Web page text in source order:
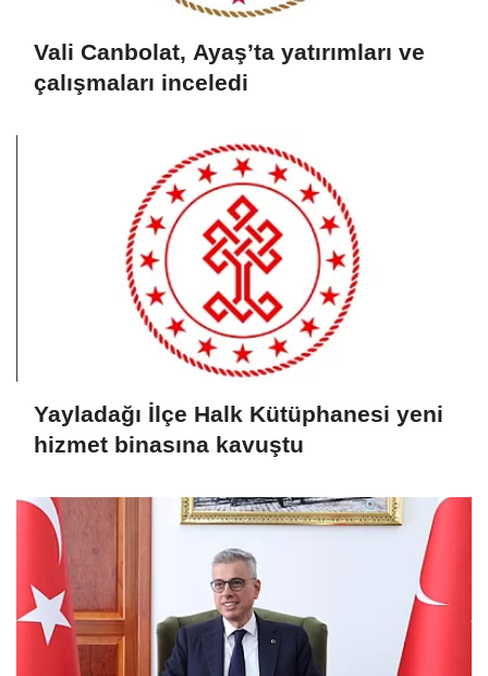
Vali Canbolat, Ayaş’ta yatırımları ve
çalışmaları inceledi
Yayladağı İlçe Halk Kütüphanesi yeni
hizmet binasına kavuştu